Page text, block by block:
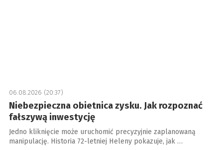
06.08.2026 (20:37)
Niebezpieczna obietnica zysku. Jak rozpoznać
fałszywą inwestycję
Jedno kliknięcie może uruchomić precyzyjnie zaplanowaną
manipulację. Historia 72-letniej Heleny pokazuje, jak …